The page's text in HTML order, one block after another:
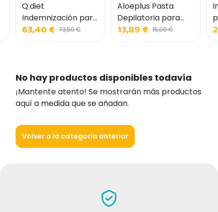
Q.diet
Indemnización para
perros y gatos
63,40 € 73,50 €
Aloeplus Pasta
Depilatoria para
Gatos
13,89 € 15,00 €
No hay productos disponibles todavía
¡Mantente atento! Se mostrarán más productos
aquí a medida que se añadan.
Volver a la categoría anterior